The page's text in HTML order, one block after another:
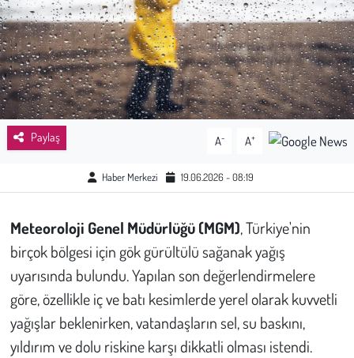
Paylaş A- A+
Haber Merkezi 19.06.2026 - 08:19
Meteoroloji Genel Müdürlüğü (MGM), Türkiye'nin
birçok bölgesi için gök gürültülü sağanak yağış
uyarısında bulundu. Yapılan son değerlendirmelere
göre, özellikle iç ve batı kesimlerde yerel olarak kuvvetli
yağışlar beklenirken, vatandaşların sel, su baskını,
yıldırım ve dolu riskine karşı dikkatli olması istendi.
Kadın
Emek
Spor
Bilim - Teknoloji
İnsan Hakları
Hayvan Hakları